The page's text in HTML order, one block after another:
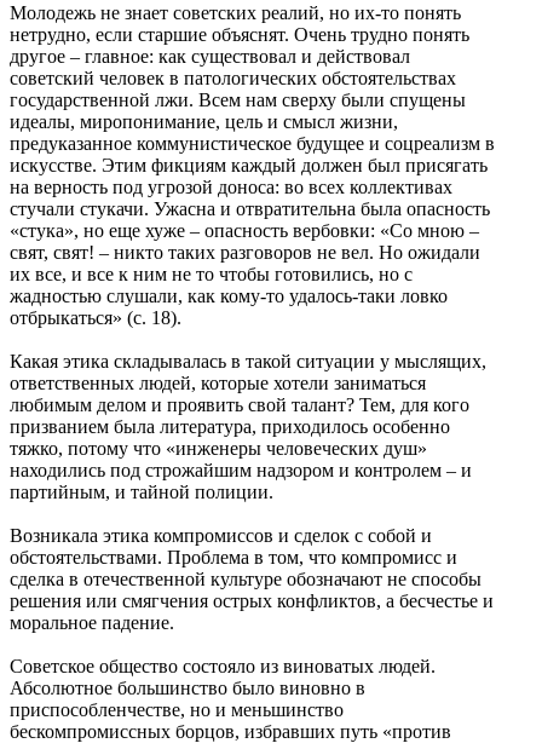
Молодежь не знает советских реалий, но их-то понять
нетрудно, если старшие объяснят. Очень трудно понять
другое – главное: как существовал и действовал
советский человек в патологических обстоятельствах
государственной лжи. Всем нам сверху были спущены
идеалы, миропонимание, цель и смысл жизни,
предуказанное коммунистическое будущее и соцреализм в
искусстве. Этим фикциям каждый должен был присягать
на верность под угрозой доноса: во всех коллективах
стучали стукачи. Ужасна и отвратительна была опасность
«стука», но еще хуже – опасность вербовки: «Со мною –
свят, свят! – никто таких разговоров не вел. Но ожидали
их все, и все к ним не то чтобы готовились, но с
жадностью слушали, как кому-то удалось-таки ловко
отбрыкаться» (с. 18).
Какая этика складывалась в такой ситуации у мыслящих,
ответственных людей, которые хотели заниматься
любимым делом и проявить свой талант? Тем, для кого
призванием была литература, приходилось особенно
тяжко, потому что «инженеры человеческих душ»
находились под строжайшим надзором и контролем – и
партийным, и тайной полиции.
Возникала этика компромиссов и сделок с собой и
обстоятельствами. Проблема в том, что компромисс и
сделка в отечественной культуре обозначают не способы
решения или смягчения острых конфликтов, а бесчестье и
моральное падение.
Советское общество состояло из виноватых людей.
Абсолютное большинство было виновно в
приспособленчестве, но и меньшинство
бескомпромиссных борцов, избравших путь «против